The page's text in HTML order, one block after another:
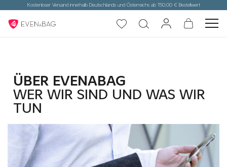
Kostenloser Versand innerhalb Deutschlands und Österreichs ab 150,00 € Bestellwert
ÜBER EVENABAG
WER WIR SIND UND WAS WIR
TUN